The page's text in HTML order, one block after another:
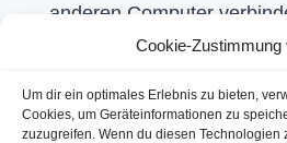
Cookie-Zustimmung
Um dir ein optimales Erlebnis zu bieten,
Cookies, um Geräteinformationen zu
zuzugreifen. Wenn du diesen Technologien
anderen Computer
der Website gespeichert
komplizierte und
weswegen dies in der